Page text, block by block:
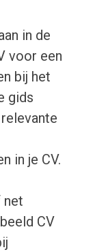
in de
voor een
bij het
gids
in je CV.
net
CV